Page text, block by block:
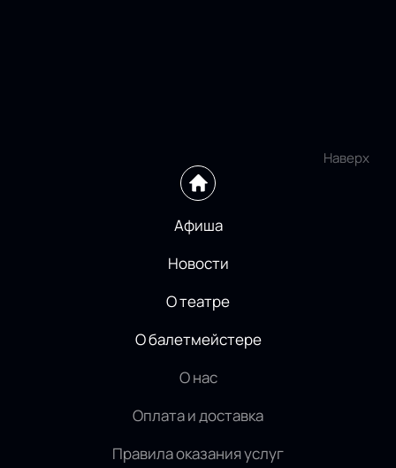
Наверх
Афиша
Новости
О театре
О балетмейстере
О нас
Оплата и доставка
Правила оказания услуг